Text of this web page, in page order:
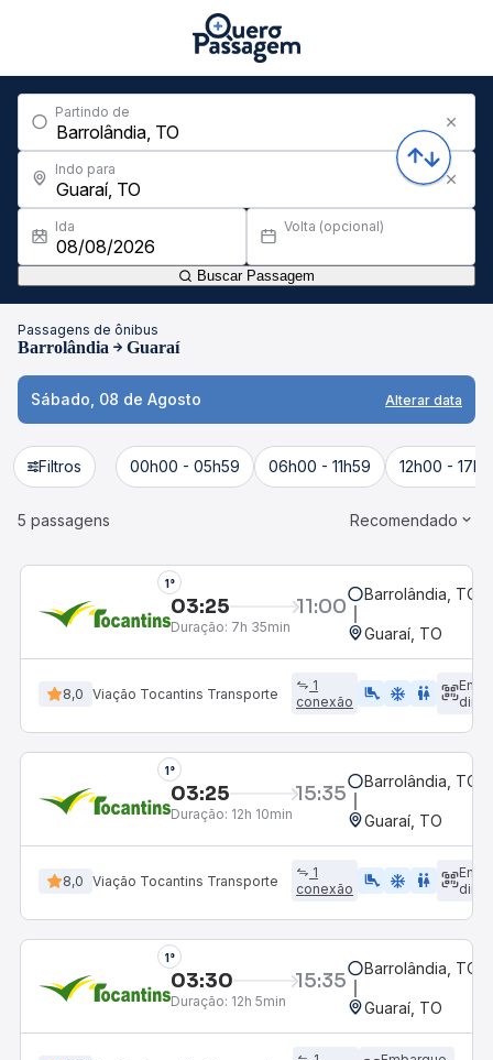
Partindo de
Indo para
Ida Volta (opcional)
Buscar Passagem
Passagens de ônibus
Barrolândia Guaraí
Sábado, 08 de Agosto Alterar data
Filtros 00h00 - 05h59 06h00 - 11h59 12h00 -
5 passagens Recomendado
1°
03:25 11:00
Duração: 7h 35min
Barrolândia, TO
Guaraí, TO
8,0 Viação Tocantins Transporte
1
conexão
airline_seat_legroom_extra ac_unit wc
1°
03:25 15:35
Duração: 12h 10min
Barrolândia, TO
Guaraí, TO
8,0 Viação Tocantins Transporte
1
conexão
airline_seat_legroom_extra ac_unit wc
1°
03:30 15:35
Duração: 12h 5min
Barrolândia, TO
Guaraí, TO